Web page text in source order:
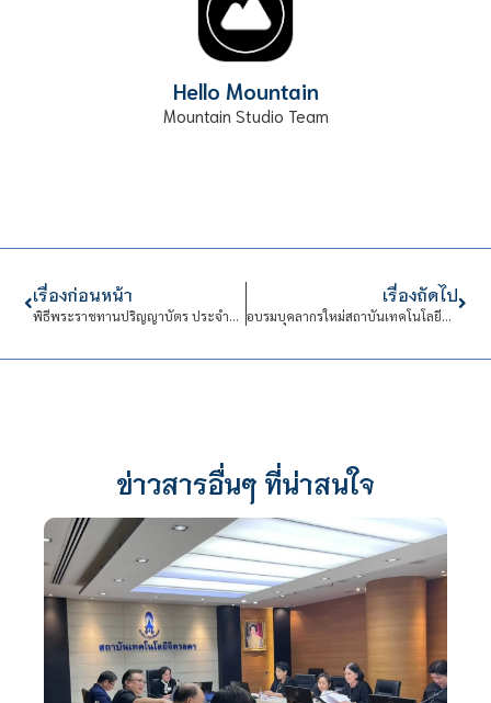
Hello Mountain
Mountain Studio Team
เรื่องก่อนหน้า
พิธีพระราชทานปริญญาบัตร ประจำปีการศึกษา 2561
เรื่องถัดไป
อบรมบุคลากรใหม่สถาบันเทคโนโลยีจิตรลดา
ข่าวสารอื่นๆ ที่น่าสนใจ